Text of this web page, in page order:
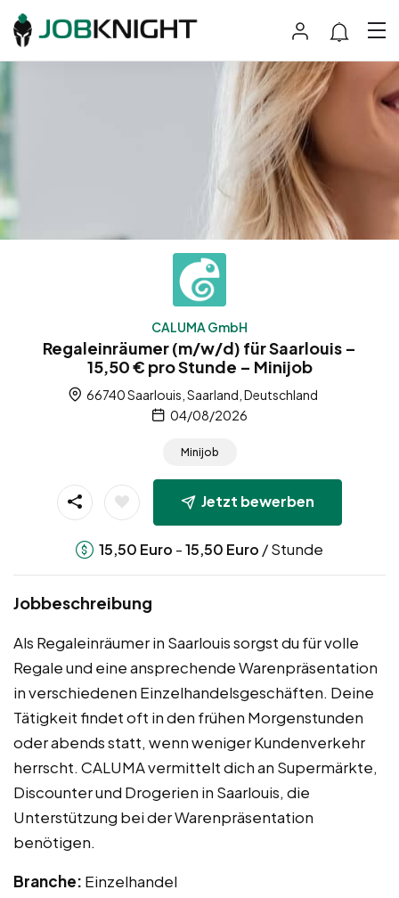
CALUMA GmbH
Regaleinräumer (m/w/d) für Saarlouis –
15,50 € pro Stunde – Minijob
66740 Saarlouis, Saarland, Deutschland
04/08/2026
Minijob
Jetzt bewerben
15,50 Euro -15,50 Euro / Stunde
Jobbeschreibung
Als Regaleinräumer in Saarlouis sorgst du für volle
Regale und eine ansprechende Warenpräsentation
in verschiedenen Einzelhandelsgeschäften. Deine
Tätigkeit findet oft in den frühen Morgenstunden
oder abends statt, wenn weniger Kundenverkehr
herrscht. CALUMA vermittelt dich an Supermärkte,
Discounter und Drogerien in Saarlouis, die
Unterstützung bei der Warenpräsentation
benötigen.
Branche: Einzelhandel